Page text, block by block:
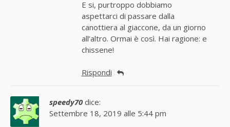
E si, purtroppo dobbiamo
aspettarci di passare dalla
canottiera al giaccone, da un giorno
all’altro. Ormai è così. Hai ragione: e
chissene!
Rispondi
speedy70 dice:
Settembre 18, 2019 alle 5:44 pm